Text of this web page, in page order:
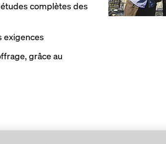
complètes des
exigences
grâce au